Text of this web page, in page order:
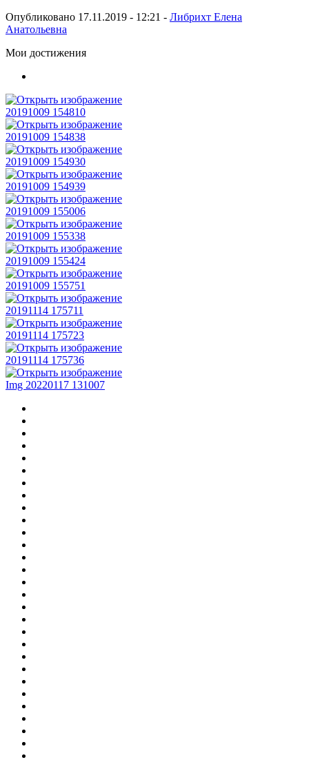
Опубликовано 17.11.2019 - 12:21 - Либрихт Елена
Анатольевна
Мои достижения
20191009 154810
20191009 154838
20191009 154930
20191009 154939
20191009 155006
20191009 155338
20191009 155424
20191009 155751
20191114 175711
20191114 175723
20191114 175736
Img 20220117 131007